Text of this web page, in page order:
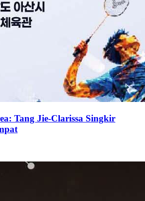
Tang Jie-Clarissa Singkir